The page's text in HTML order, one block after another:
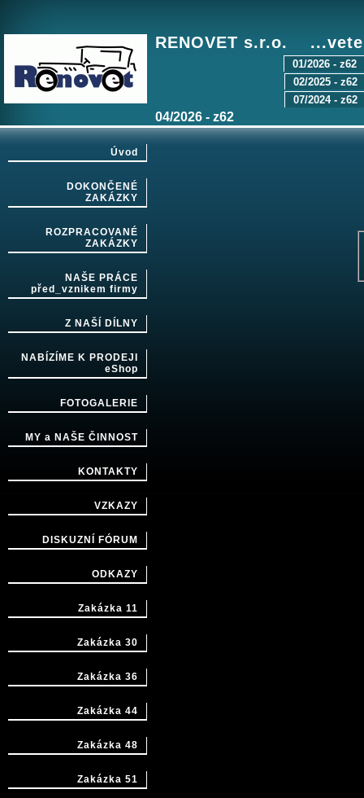
RENOVET s.r.o.
04/2026 - z62
01/2026 - z62
02/2025 - z62
07/2024 - z62
Úvod
DOKONČENÉ
ZAKÁZKY
ROZPRACOVANÉ
ZAKÁZKY
NAŠE PRÁCE
před_vznikem firmy
Z NAŠÍ DÍLNY
NABÍZÍME K PRODEJI
eShop
FOTOGALERIE
MY a NAŠE ČINNOST
KONTAKTY
VZKAZY
DISKUZNÍ FÓRUM
ODKAZY
Zakázka 11
Zakázka 30
Zakázka 36
Zakázka 44
Zakázka 48
Zakázka 51